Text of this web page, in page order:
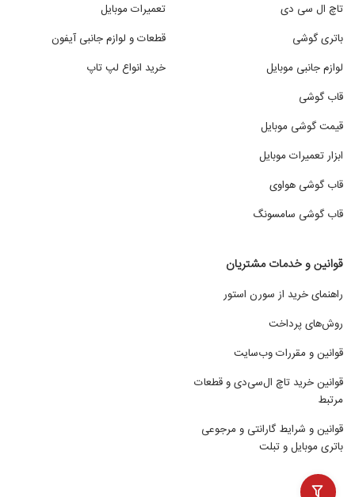
تاچ ال سی دی
باتری گوشی
لوازم جانبی موبایل
قاب گوشی
قیمت گوشی موبایل
ابزار تعمیرات موبایل
قاب گوشی هواوی
قاب گوشی سامسونگ
تعمیرات موبایل
قطعات و لوازم جانبی آیفون
خرید انواع لپ تاپ
قوانین و خدمات مشتریان
راهنمای خرید از سورن استور
روش‌های پرداخت
قوانین و مقررات وب‌سایت
قوانین خرید تاچ ال‌سی‌دی و قطعات
مرتبط
قوانین و شرایط گارانتی و مرجوعی
باتری موبایل و تبلت